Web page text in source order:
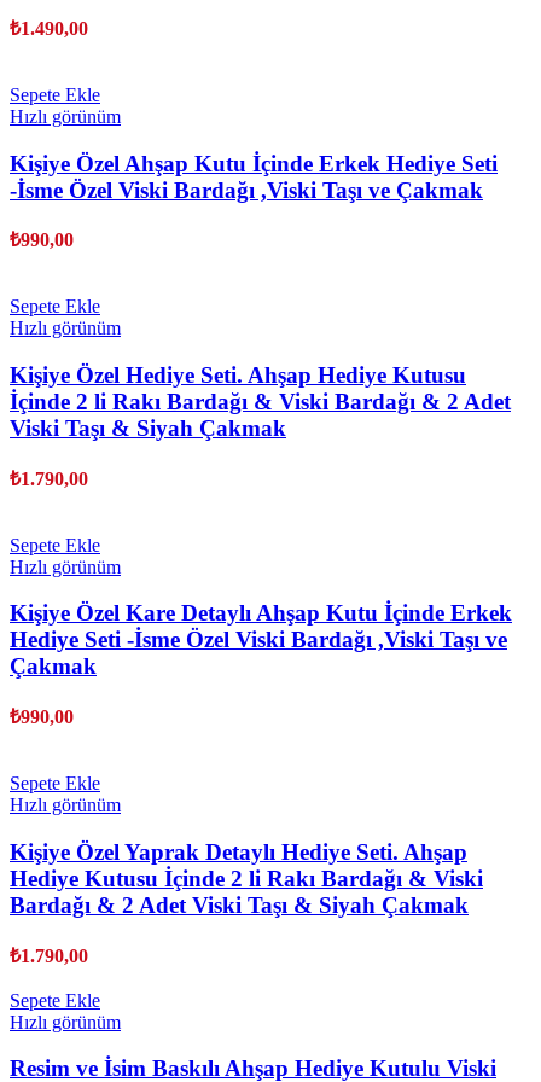
₺1.490,00
Sepete Ekle
Hızlı görünüm
Kişiye Özel Ahşap Kutu İçinde Erkek Hediye Seti
-İsme Özel Viski Bardağı ,Viski Taşı ve Çakmak
₺990,00
Sepete Ekle
Hızlı görünüm
Kişiye Özel Hediye Seti. Ahşap Hediye Kutusu
İçinde 2 li Rakı Bardağı & Viski Bardağı & 2 Adet
Viski Taşı & Siyah Çakmak
₺1.790,00
Sepete Ekle
Hızlı görünüm
Kişiye Özel Kare Detaylı Ahşap Kutu İçinde Erkek
Hediye Seti -İsme Özel Viski Bardağı ,Viski Taşı ve
Çakmak
₺990,00
Sepete Ekle
Hızlı görünüm
Kişiye Özel Yaprak Detaylı Hediye Seti. Ahşap
Hediye Kutusu İçinde 2 li Rakı Bardağı & Viski
Bardağı & 2 Adet Viski Taşı & Siyah Çakmak
₺1.790,00
Sepete Ekle
Hızlı görünüm
Resim ve İsim Baskılı Ahşap Hediye Kutulu Viski